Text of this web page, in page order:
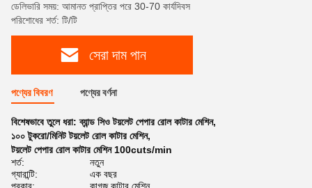
ডেলিভারি সময়: আমানত প্রাপ্তির পরে 30-70 কার্যদিবস
পরিশোধের শর্ত: টি/টি
সেরা দাম পান
পণ্যের বিবরণ পণ্যের বর্ণনা
বিশেষভাবে তুলে ধরা:ব্যান্ড সিও টয়লেট পেপার রোল কাটার মেশিন,
১০০ টুকরো/মিনিট টয়লেট রোল কাটার মেশিন,
টয়লেট পেপার রোল কাটার মেশিন 100cuts/min
শর্ত:
নতুন
গ্যারান্টি:
এক বছর